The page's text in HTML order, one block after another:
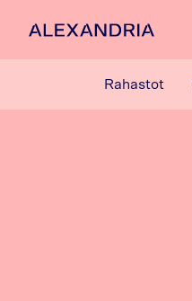
Etusivulle
Rahastot